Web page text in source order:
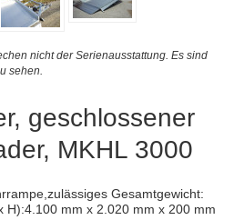
nicht der Serienausstattung. Es sind
sehen.
geschlossener
MKHL 3000
zulässiges Gesamtgewicht:
H):4.100 mm x 2.020 mm x 200 mm